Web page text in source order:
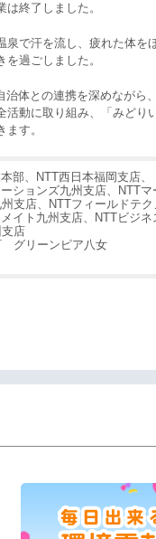
終了しました。
泉で汗を流し、疲れた体を
過ごしました。
治体との連携を深めながら
活動に取り組み、「みどり
す。
部、NTT西日本福岡支店、
ションズ九州支店、NTTマ
支店、NTTフィールドテク
イト九州支店、NTTビジネ
店
グリーンピア八女